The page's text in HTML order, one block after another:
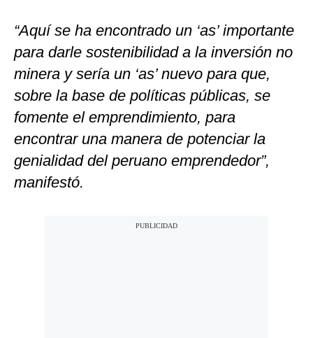
“Aquí se ha encontrado un ‘as’ importante
para darle sostenibilidad a la inversión no
minera y sería un ‘as’ nuevo para que,
sobre la base de políticas públicas, se
fomente el emprendimiento, para
encontrar una manera de potenciar la
genialidad del peruano emprendedor”,
manifestó.